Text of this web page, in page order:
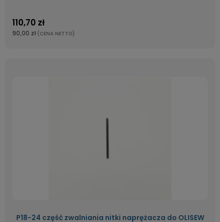
110,70 zł
90,00 zł (CENA NETTO)
P18-24 część zwalniania nitki naprężacza do OLISEW